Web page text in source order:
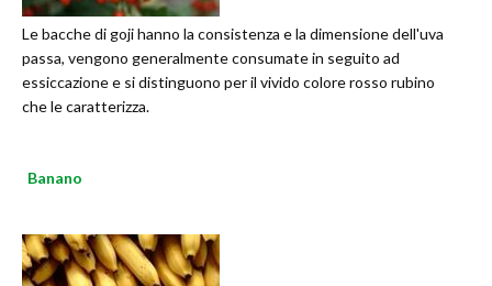
Le bacche di goji hanno la consistenza e la dimensione dell'uva
passa, vengono generalmente consumate in seguito ad
essiccazione e si distinguono per il vivido colore rosso rubino
che le caratterizza.
Banano